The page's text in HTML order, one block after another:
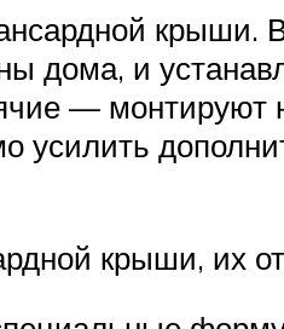
крыши.
дома, и
— монтируют
усилить
крыши, их